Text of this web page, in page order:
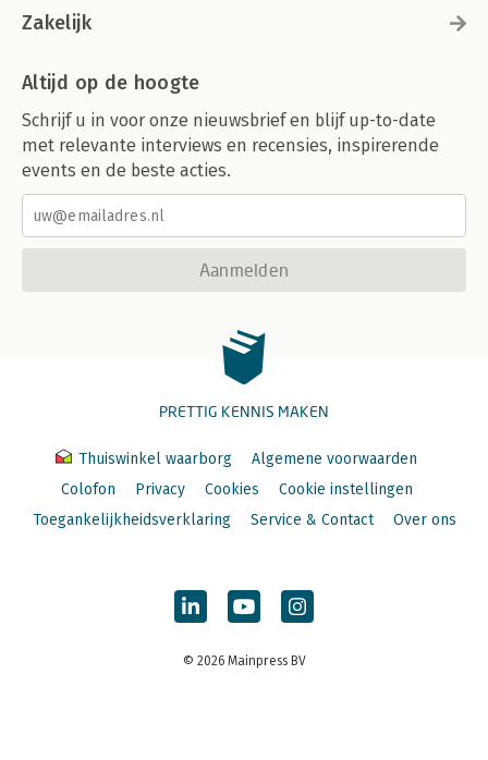
Zakelijk
Altijd op de hoogte
Schrijf u in voor onze nieuwsbrief en blijf up-to-date
met relevante interviews en recensies, inspirerende
events en de beste acties.
Aanmelden
PRETTIG KENNIS MAKEN
Thuiswinkel waarborg
Algemene voorwaarden
Colofon
Privacy Cookies
Cookie instellingen
Toegankelijkheidsverklaring
Service & Contact Over ons
© 2026 Mainpress BV